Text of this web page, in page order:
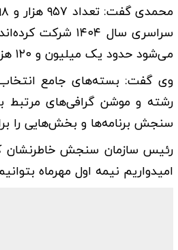
سراسری سال
می‌شود حدود یک میلیون و ۱۲۰ هزار نفر در مرحله انتخاب رشته شرکت کنند.
وی گفت: بسته‌های جامع
رشته و موشن گرافی‌های مرتبط
سنجش برنامه‌ها و بخش‌هایی را
رئیس سازمان سنجش خاطرنشان
امیدواریم نیمه اول مهرماه